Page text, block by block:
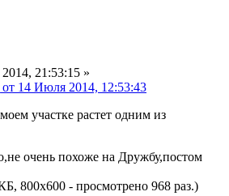
21:53:15 »
14 Июля 2014, 12:53:43
участке растет одним из
очень похоже на Дружбу,постом
800x600 - просмотрено 968 раз.)